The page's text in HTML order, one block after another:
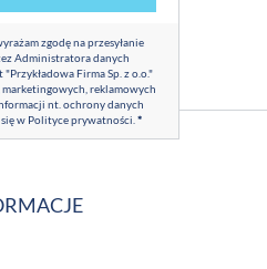
zgodę na przesyłanie
Administratora danych
Firma Sp. z o.o."
reklamowych
nt. ochrony danych
w Polityce prywatności *